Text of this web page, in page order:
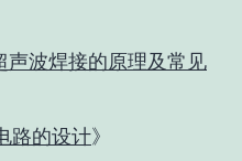
声波焊接的原理及常见
路的设计》